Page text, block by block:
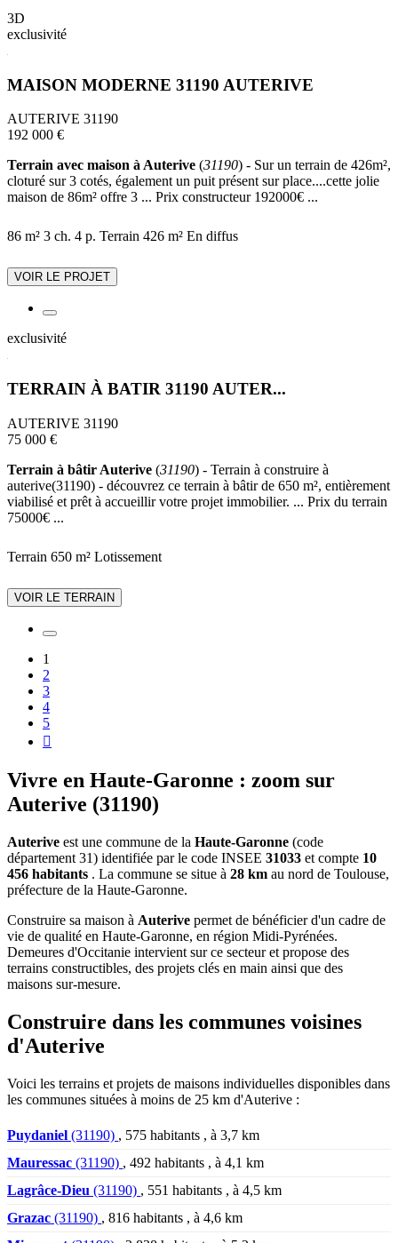
3D
exclusivité
MAISON MODERNE 31190 AUTERIVE
AUTERIVE 31190
192 000 €
Terrain avec maison à Auterive (31190) - Sur un terrain de 426m²,
cloturé sur 3 cotés, également un puit présent sur place....cette jolie
maison de 86m² offre 3 ... Prix constructeur 192000€ ...
86 m² 3 ch. 4 p. Terrain 426 m² En diffus
VOIR LE PROJET
exclusivité
TERRAIN À BATIR 31190 AUTER...
AUTERIVE 31190
75 000 €
Terrain à bâtir Auterive (31190) - Terrain à construire à
auterive(31190) - découvrez ce terrain à bâtir de 650 m², entièrement
viabilisé et prêt à accueillir votre projet immobilier. ... Prix du terrain
75000€ ...
Terrain 650 m² Lotissement
VOIR LE TERRAIN
1
2
3
4
5

Vivre en Haute-Garonne : zoom sur
Auterive (31190)
Auterive est une commune de la Haute-Garonne (code
département 31) identifiée par le code INSEE 31033 et compte 10
456 habitants . La commune se situe à 28 km au nord de Toulouse,
préfecture de la Haute-Garonne.
Construire sa maison à Auterive permet de bénéficier d'un cadre de
vie de qualité en Haute-Garonne, en région Midi-Pyrénées.
Demeures d'Occitanie intervient sur ce secteur et propose des
terrains constructibles, des projets clés en main ainsi que des
maisons sur-mesure.
Construire dans les communes voisines
d'Auterive
Voici les terrains et projets de maisons individuelles disponibles dans
les communes situées à moins de 25 km d'Auterive :
Puydaniel (31190) , 575 habitants , à 3,7 km
Mauressac (31190) , 492 habitants , à 4,1 km
Lagrâce-Dieu (31190) , 551 habitants , à 4,5 km
Grazac (31190) , 816 habitants , à 4,6 km